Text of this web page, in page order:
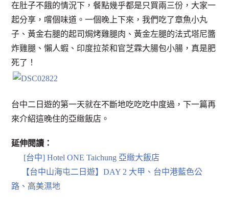
在肚子不餓的情況下，餐點幾乎都是只買兩三份，大家一
起分享，嚐個味道。一個晚上下來，我們吃了章魚小丸
子、黃金右腿的起司焗烤雞腿肉、黃金左腿的法式塔尼醬
炸雞腿、懶人蝦、印度拉茶和官芝霖大腸包小腸，真是肥
死了！
台中二日遊的第一天就在不斷地吃吃吃中度過，下一篇再
來介紹這晚住的亞緻飯店。
延伸閱讀：
[台中] Hotel ONE Taichung 亞緻大飯店
【台中山海屯二日遊】DAY 2 大甲、台中港藍色公
路、高美濕地